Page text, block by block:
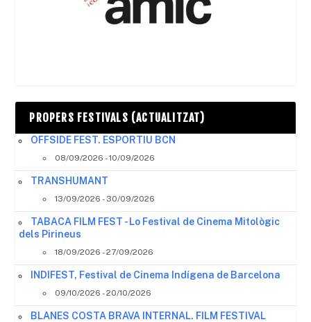
PROPERS FESTIVALS (ACTUALITZAT)
OFFSIDE FEST. ESPORTIU BCN
08/09/2026 - 10/09/2026
TRANSHUMANT
13/09/2026 - 30/09/2026
TABACA FILM FEST - Lo Festival de Cinema Mitològic
dels Pirineus
18/09/2026 - 27/09/2026
INDIFEST, Festival de Cinema Indígena de Barcelona
09/10/2026 - 20/10/2026
BLANES COSTA BRAVA INTERNAL. FILM FESTIVAL